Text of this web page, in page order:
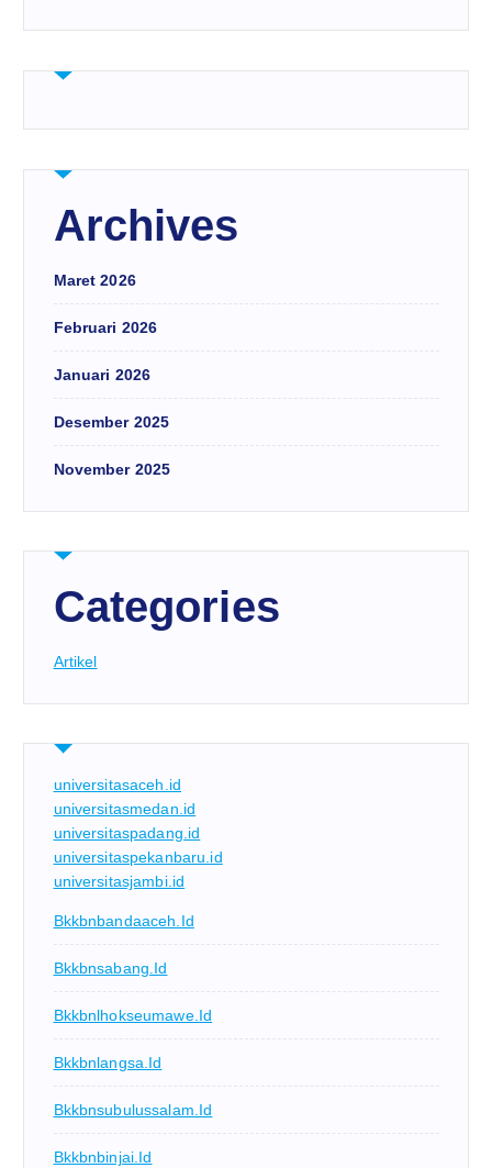
Archives
Maret 2026
Februari 2026
Januari 2026
Desember 2025
November 2025
Categories
Artikel
universitasaceh.id
universitasmedan.id
universitaspadang.id
universitaspekanbaru.id
universitasjambi.id
Bkkbnbandaaceh.id
Bkkbnsabang.id
Bkkbnlhokseumawe.id
Bkkbnlangsa.id
Bkkbnsubulussalam.id
Bkkbnbinjai.id